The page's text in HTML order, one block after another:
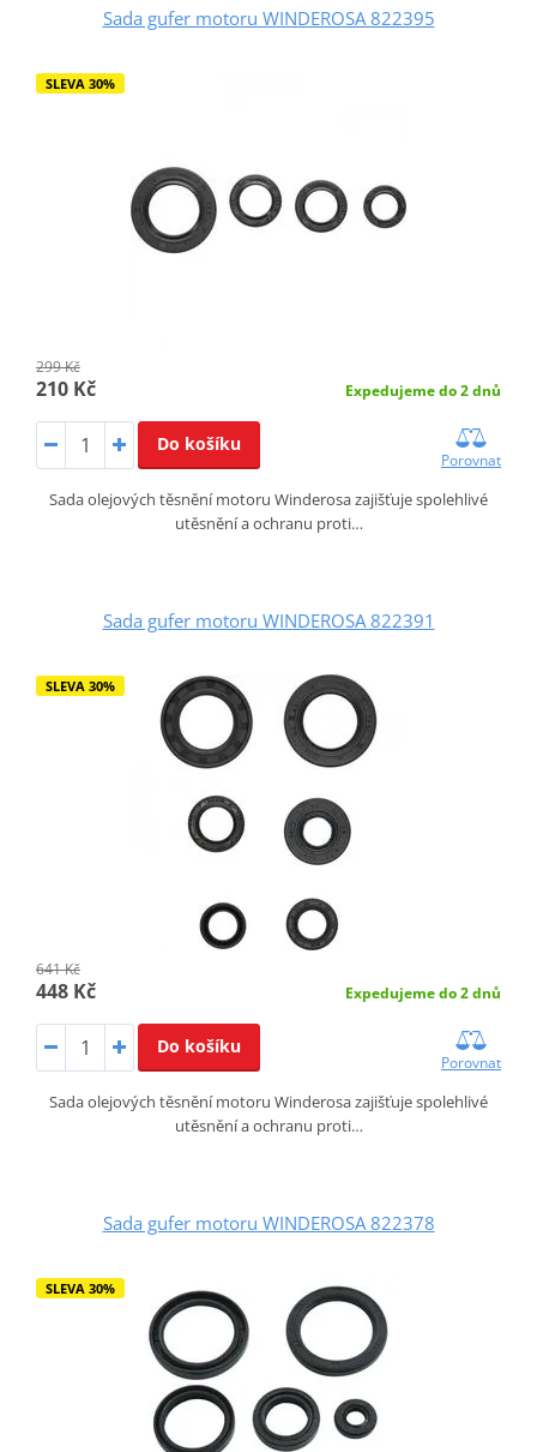
Sada gufer motoru WINDEROSA 822395
SLEVA 30%
299 Kč
210 Kč Expedujeme do 2 dnů
Do košíku
Porovnat
Sada olejových těsnění motoru Winderosa zajišťuje spolehlivé
utěsnění a ochranu proti…
Sada gufer motoru WINDEROSA 822391
SLEVA 30%
641 Kč
448 Kč Expedujeme do 2 dnů
Do košíku
Porovnat
Sada olejových těsnění motoru Winderosa zajišťuje spolehlivé
utěsnění a ochranu proti…
Sada gufer motoru WINDEROSA 822378
SLEVA 30%